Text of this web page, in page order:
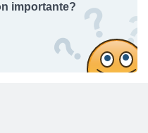
importante?